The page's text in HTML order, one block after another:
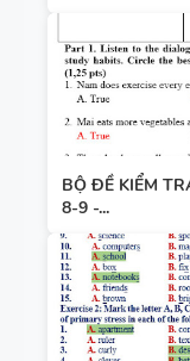
BỘ ĐỀ KIỂM
8-9 -...